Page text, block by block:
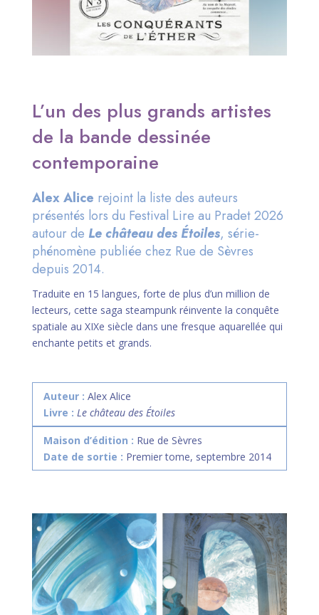
L’un des plus grands artistes
de la bande dessinée
contemporaine
Alex Alice rejoint la liste des auteurs
présentés lors du Festival Lire au Pradet 2026
autour de Le château des Étoiles, série-
phénomène publiée chez Rue de Sèvres
depuis 2014.
Traduite en 15 langues, forte de plus d’un million de
lecteurs, cette saga steampunk réinvente la conquête
spatiale au XIXe siècle dans une fresque aquarellée qui
enchante petits et grands.
Auteur : Alex Alice
Livre : Le château des Étoiles
Maison d’édition : Rue de Sèvres
Date de sortie : Premier tome, septembre 2014